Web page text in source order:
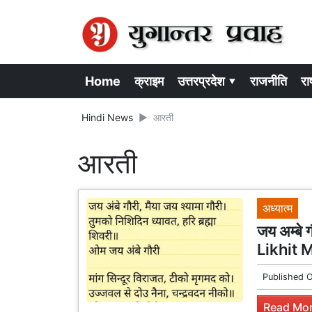
Home क्राइम उत्तरप्रदेश ▾ राजनीति
Hindi News आरती
आरती
अध्यात्म
जय अम्बे
Likhit
Published
Read